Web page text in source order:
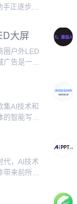
风格的图
示词的平
...
是数字化
，为学员
营销的新纪
键词布局
时代的核
...
手正逐步向
化。近
团队震撼
AI Agent产
为一款兼
的思维辅
生活中“交
想”到“做”
取得了
大屏
圈户外LED
广告是一家
致力于为
效、价值
告投放解决
户提供城
传播强势
力，加深消
化品牌形
集AI技术和
的智能写作
工作效率和
日常办公
、内容编
、会议纪
代，AI技术
带来前所未
工具合